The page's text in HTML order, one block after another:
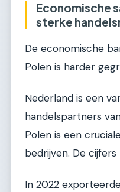
Economische
sterke
De economische
Polen is harder
Nederland is een
handelspartners
Polen is een
bedrijven. De
In 2022